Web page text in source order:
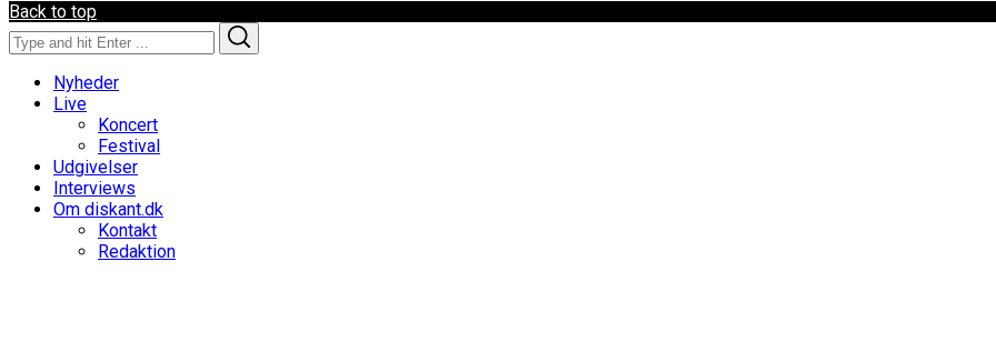
Back to top
Search
for:
Nyheder
Live
Koncert
Festival
Udgivelser
Interviews
Om diskant.dk
Kontakt
Redaktion